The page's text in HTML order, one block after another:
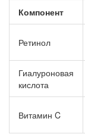
Компонент
Ретинол
Гиалуроновая
кислота
Витамин C